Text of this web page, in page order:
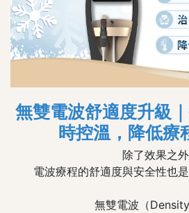
無雙電波舒適度升級
時控溫，降低療
除了效果之外
電波療程的舒適度與安全性也
無雙電波（Density